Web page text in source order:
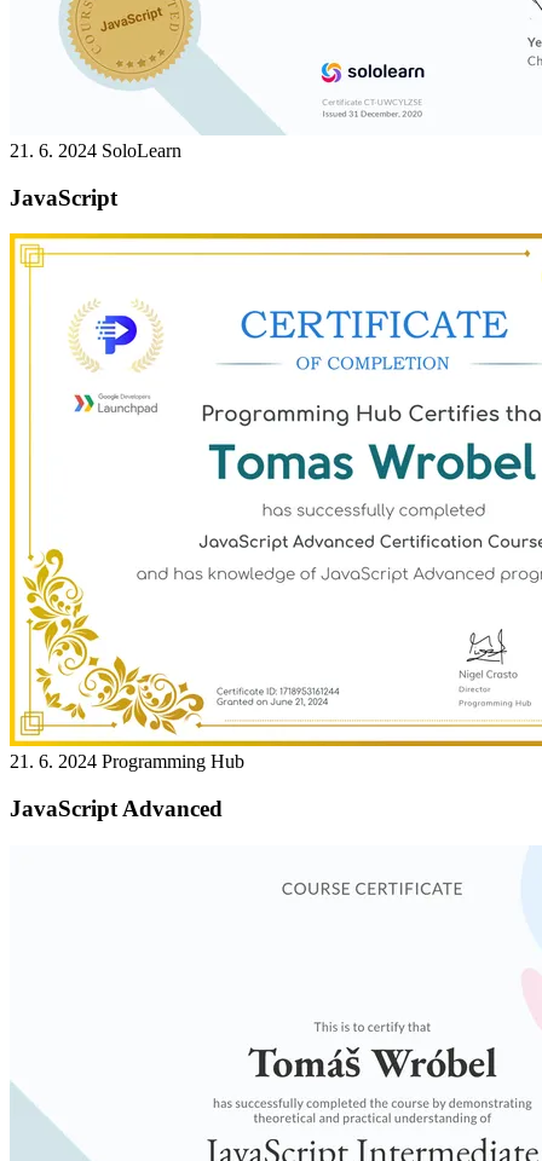
21. 6. 2024 SoloLearn
JavaScript
21. 6. 2024 Programming Hub
JavaScript Advanced